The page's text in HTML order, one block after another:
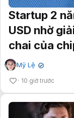
Startup 2
USD nhờ
chai của
Mỹ Lệ ✔
10 giờ trước